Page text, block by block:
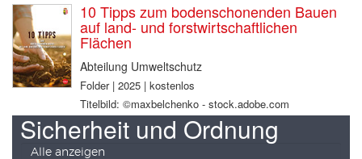
10 Tipps zum bodenschonenden Bauen
auf land- und forstwirtschaftlichen
Flächen
Abteilung Umweltschutz
Folder | 2025 | kostenlos
Titelbild: ©maxbelchenko - stock.adobe.com
Sicherheit und Ordnung
Alle anzeigen